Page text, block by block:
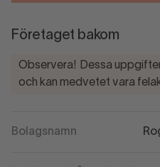
Företaget bakom
Observera! Dessa
och kan medvetet vara
Bolagsnamn